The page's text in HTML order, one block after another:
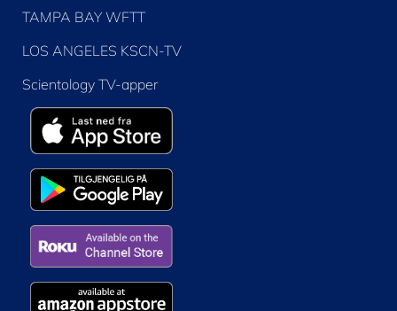
TAMPA BAY WFTT
LOS ANGELES KSCN-TV
Scientology TV-apper